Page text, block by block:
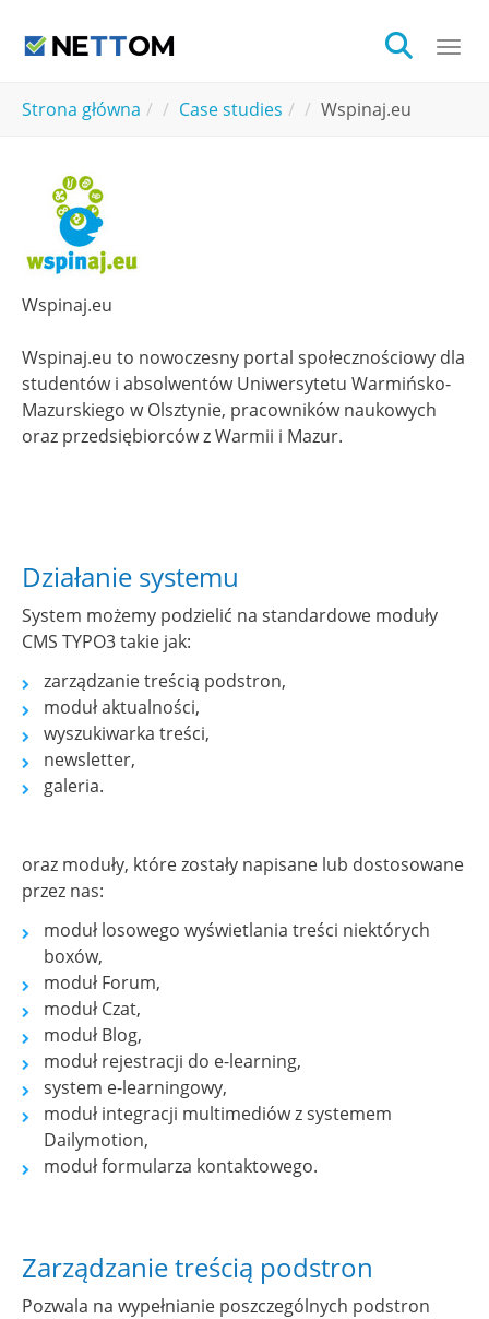
Strona główna Case studies Wspinaj.eu
Wspinaj.eu
Wspinaj.eu to nowoczesny portal społecznościowy dla
studentów i absolwentów Uniwersytetu Warmińsko-
Mazurskiego w Olsztynie, pracowników naukowych
oraz przedsiębiorców z Warmii i Mazur.
Działanie systemu
System możemy podzielić na standardowe moduły
CMS TYPO3 takie jak:
zarządzanie treścią podstron,
moduł aktualności,
wyszukiwarka treści,
newsletter,
galeria.
oraz moduły, które zostały napisane lub dostosowane
przez nas:
moduł losowego wyświetlania treści niektórych
boxów,
moduł Forum,
moduł Czat,
moduł Blog,
moduł rejestracji do e-learning,
system e-learningowy,
moduł integracji multimediów z systemem
Dailymotion,
moduł formularza kontaktowego.
Zarządzanie treścią podstron
Pozwala na wypełnianie poszczególnych podstron